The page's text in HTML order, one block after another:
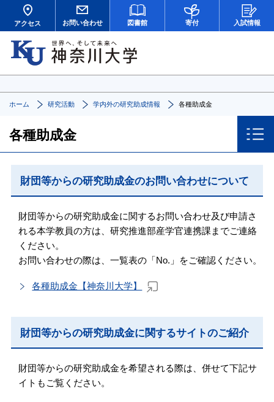
アクセス お問い合わせ 図書館 寄付 入試情報
ホーム 研究活動 学内外の研究助成情報 各種助成金
各種助成金
財団等からの研究助成金のお問い合わせについて
財団等からの研究助成金に関するお問い合わせ及び申請さ
れる本学教員の方は、研究推進部産学官連携課までご連絡
ください。
お問い合わせの際は、一覧表の「No.」をご確認ください。
各種助成金【神奈川大学】
財団等からの研究助成金に関するサイトのご紹介
財団等からの研究助成金を希望される際は、併せて下記サ
イトもご覧ください。